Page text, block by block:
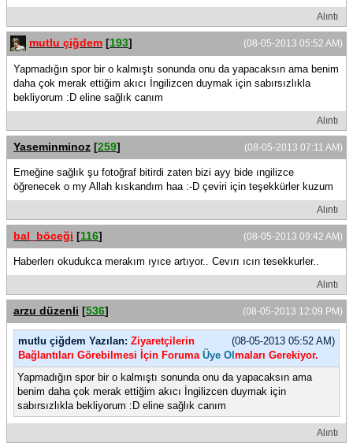
Alıntı
(08-05-2013 05:52 AM)
mutlu çiğdem [193]
Yapmadığın spor bir o kalmıştı sonunda onu da yapacaksın ama benim
daha çok merak ettiğim akıcı İngilizcen duymak için sabırsızlıkla
bekliyorum :D eline sağlık canım
Alıntı
(08-05-2013 07:11 AM)
Yaseminminoz [259]
Emeğine sağlık şu fotoğraf bitirdi zaten bizi ayy bide ıngilizce
öğrenecek o my Allah kıskandım haa :-D çeviri için teşekkürler kuzum
Alıntı
(08-05-2013 09:42 AM)
bal_böceği [116]
Haberlerı okudukca merakım ıyıce artıyor.. Cevırı ıcın tesekkurler..
Alıntı
(08-05-2013 12:09 PM)
arzu düzenli [536]
(08-05-2013 05:52 AM)
mutlu çiğdem Yazılan: Ziyaretçilerin
Bağlantıları Görebilmesi İçin Foruma Üye Ol maları Gerekiyor.
Yapmadığın spor bir o kalmıştı sonunda onu da yapacaksın ama
benim daha çok merak ettiğim akıcı İngilizcen duymak için
sabırsızlıkla bekliyorum :D eline sağlık canım
Alıntı